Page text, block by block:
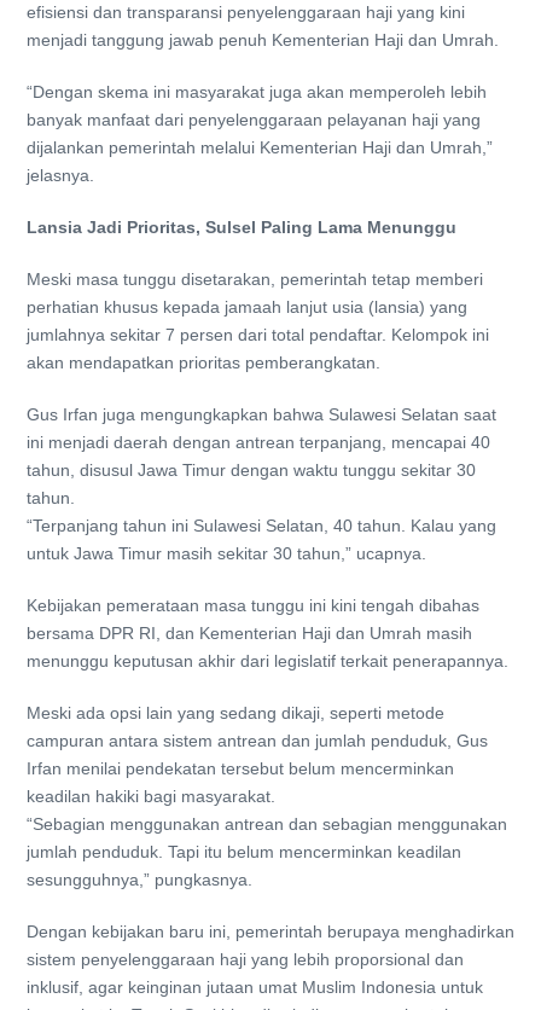
efisiensi dan transparansi penyelenggaraan haji yang kini
menjadi tanggung jawab penuh Kementerian Haji dan Umrah.
“Dengan skema ini masyarakat juga akan memperoleh lebih
banyak manfaat dari penyelenggaraan pelayanan haji yang
dijalankan pemerintah melalui Kementerian Haji dan Umrah,”
jelasnya.
Lansia Jadi Prioritas, Sulsel Paling Lama Menunggu
Meski masa tunggu disetarakan, pemerintah tetap memberi
perhatian khusus kepada jamaah lanjut usia (lansia) yang
jumlahnya sekitar 7 persen dari total pendaftar. Kelompok ini
akan mendapatkan prioritas pemberangkatan.
Gus Irfan juga mengungkapkan bahwa Sulawesi Selatan saat
ini menjadi daerah dengan antrean terpanjang, mencapai 40
tahun, disusul Jawa Timur dengan waktu tunggu sekitar 30
tahun.
“Terpanjang tahun ini Sulawesi Selatan, 40 tahun. Kalau yang
untuk Jawa Timur masih sekitar 30 tahun,” ucapnya.
Kebijakan pemerataan masa tunggu ini kini tengah dibahas
bersama DPR RI, dan Kementerian Haji dan Umrah masih
menunggu keputusan akhir dari legislatif terkait penerapannya.
Meski ada opsi lain yang sedang dikaji, seperti metode
campuran antara sistem antrean dan jumlah penduduk, Gus
Irfan menilai pendekatan tersebut belum mencerminkan
keadilan hakiki bagi masyarakat.
“Sebagian menggunakan antrean dan sebagian menggunakan
jumlah penduduk. Tapi itu belum mencerminkan keadilan
sesungguhnya,” pungkasnya.
Dengan kebijakan baru ini, pemerintah berupaya menghadirkan
sistem penyelenggaraan haji yang lebih proporsional dan
inklusif, agar keinginan jutaan umat Muslim Indonesia untuk